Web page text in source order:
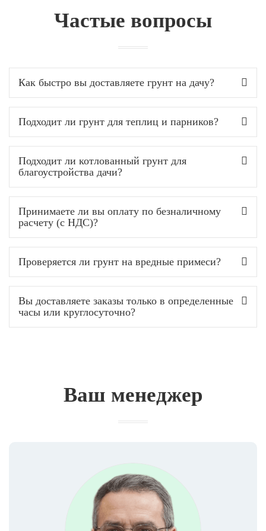
Частые вопросы
Как быстро вы доставляете грунт на дачу?
Подходит ли грунт для теплиц и парников?
Подходит ли котлованный грунт для
благоустройства дачи?
Принимаете ли вы оплату по безналичному
расчету (с НДС)?
Проверяется ли грунт на вредные примеси?
Вы доставляете заказы только в определенные
часы или круглосуточно?
Ваш менеджер